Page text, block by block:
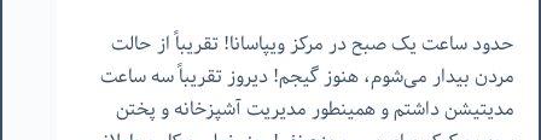
حدود ساعت یک صبح در مرکز ویپاسانا! تقریباً از حالت
مردن بیدار می‌شوم، هنوز گیجم! دیروز تقریباً سه ساعت
مدیتیشن داشتم و همینطور مدیریت آشپزخانه و پختن